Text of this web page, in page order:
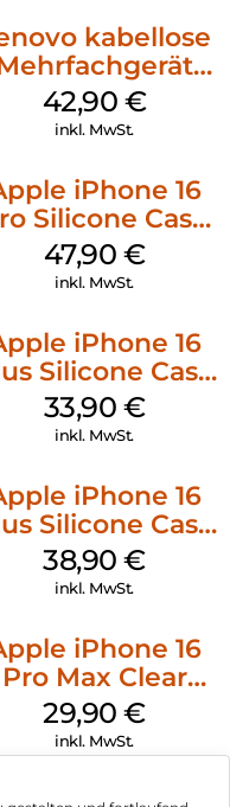
kabellose
Luna Grey
42,90 €
inkl. MwSt.
iPhone 16
Silicone Case
MagSafe Denim
47,90 €
inkl. MwSt.
iPhone 16
Silicone Case
MagSafe Lake
Green
33,90 €
inkl. MwSt.
iPhone 16
Silicone Case
MagSafe Denim
38,90€
inkl. MwSt.
iPhone 16
Pro Max Clear
Case MagSafe
Transparent
29,90€
inkl. MwSt.